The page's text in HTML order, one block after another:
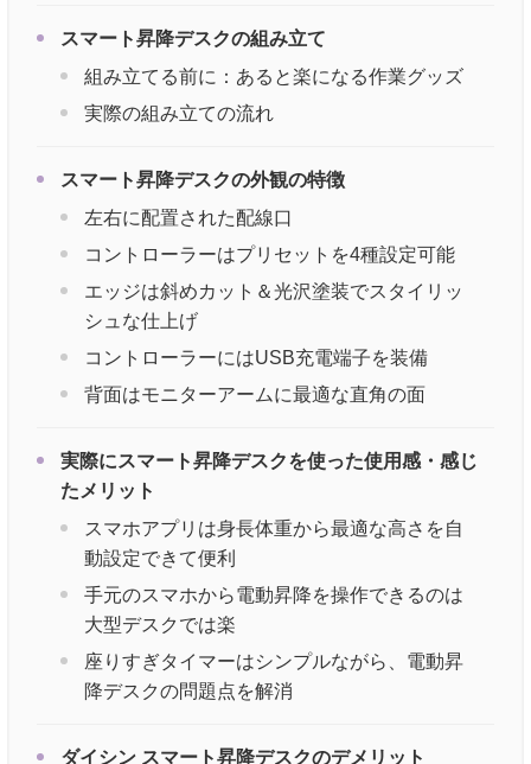
スマート昇降デスクの組み立て
組み立てる前に：あると楽になる作業グッズ
実際の組み立ての流れ
スマート昇降デスクの外観の特徴
左右に配置された配線口
コントローラーはプリセットを4種設定可能
エッジは斜めカット＆光沢塗装でスタイリッ
シュな仕上げ
コントローラーにはUSB充電端子を装備
背面はモニターアームに最適な直角の面
実際にスマート昇降デスクを使った使用感・感じ
たメリット
スマホアプリは身長体重から最適な高さを自
動設定できて便利
手元のスマホから電動昇降を操作できるのは
大型デスクでは楽
座りすぎタイマーはシンプルながら、電動昇
降デスクの問題点を解消
ダイシン スマート昇降デスクのデメリット